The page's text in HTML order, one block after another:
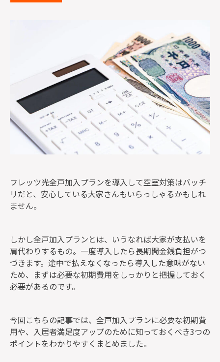
フレッツ光全戸加入プランを導入して空室対策はバッチ
リだと、安心している大家さんもいらっしゃるかもしれ
ません。
しかし全戸加入プランとは、いうなれば大家が支払いを
肩代わりするもの。一度導入したら長期間金銭負担がつ
づきます。途中で払えなくなったら導入した意味がない
ため、まずは必要な初期費用をしっかりと把握しておく
必要があるのです。
今回こちらの記事では、全戸加入プランに必要な初期費
用や、入居者満足度アップのために知っておくべき3つの
ポイントをわかりやすくまとめました。